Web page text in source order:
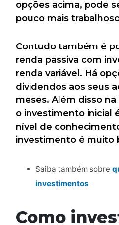
opções acima, pode
pouco mais
Contudo também é
renda passiva com
renda variável. Há
dividendos aos seus
meses. Além disso
o investimento inicial
nível de
investimento é muito
Saiba também sobre
investimentos
Como